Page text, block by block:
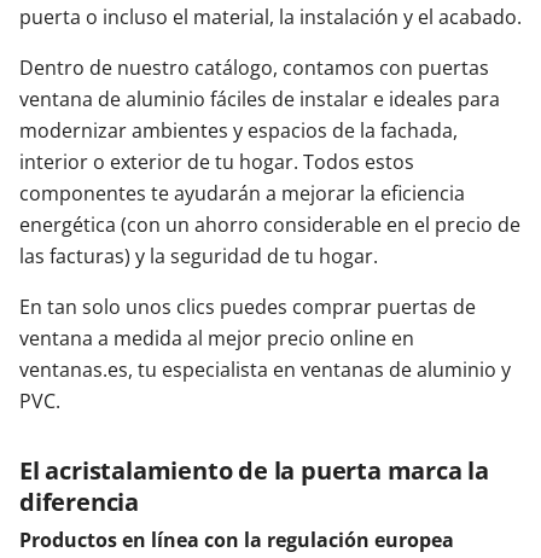
puerta o incluso el material, la instalación y el acabado.
Dentro de nuestro catálogo, contamos con puertas
ventana de aluminio fáciles de instalar e ideales para
modernizar ambientes y espacios de la fachada,
interior o exterior de tu hogar. Todos estos
componentes te ayudarán a mejorar la eficiencia
energética (con un ahorro considerable en el precio de
las facturas) y la seguridad de tu hogar.
En tan solo unos clics puedes comprar puertas de
ventana a medida al mejor precio online en
ventanas.es, tu especialista en ventanas de aluminio y
PVC.
El acristalamiento de la puerta marca la
diferencia
Productos en línea con la regulación europea